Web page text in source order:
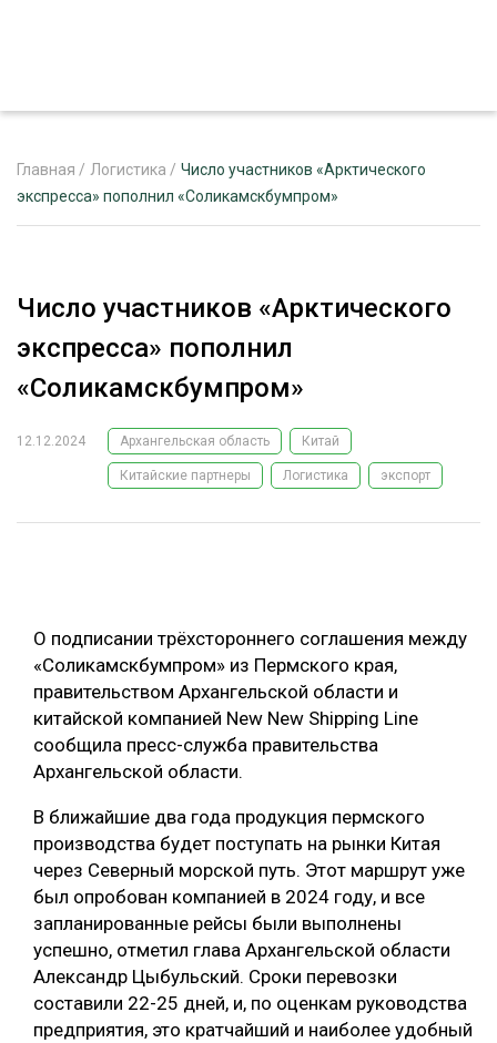
РЕКЛАМОДАТЕЛЯМ
ЛЕСНОЕ ХОЗЯЙСТВО
ЛЕСОЗАГОТОВКА
ОБРАБОТКА ДРЕВЕСИНЫ
ЛЕСОВОССТАНОВЛЕНИЕ И ЗАЩИТА
ЛОГИСТИКА
ПРОИЗВОДСТВО ДРЕВЕСНЫХ ПЛИТ
ЦБП
КОМПЛЕКСНАЯ ПЕРЕРАБОТКА
ЛЕСОПИЛЕНИЕ
ДЕРЕВЯННОЕ ДОМОСТРОЕНИЕ
БЕЗОПАСНОЕ ПРОИЗВОДСТВО
СОРТИРОВКА ДРЕВЕСИНЫ
СУШКА ДРЕВЕСИНЫ
ТЕМАТИЧЕСКИЕ ПРОЕКТЫ
ПОДБОРКИ СТАТЕЙ
ЭКСПЕРТНОЕ МНЕНИЕ
Главная / Логистика / Число участников «Арктического
экспресса» пополнил «Соликамскбумпром»
Число участников «Арктического
экспресса» пополнил
«Соликамскбумпром»
12.12.2024 Архангельская область Китай
Китайские партнеры Логистика экспорт
О подписании трёхстороннего соглашения между
«Соликамскбумпром» из Пермского края,
правительством Архангельской области и
китайской компанией New New Shipping Line
сообщила пресс-служба правительства
Архангельской области.
В ближайшие два года продукция пермского
производства будет поступать на рынки Китая
через Северный морской путь. Этот маршрут уже
был опробован компанией в 2024 году, и все
запланированные рейсы были выполнены
успешно, отметил глава Архангельской области
Александр Цыбульский. Сроки перевозки
составили 22-25 дней, и, по оценкам руководства
предприятия, это кратчайший и наиболее удобный